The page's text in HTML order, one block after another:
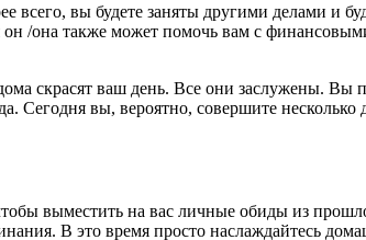
всего, вы будете заняты другими делами и
/она также может помочь вам с
скрасят ваш день. Все они заслужены. Вы
Сегодня вы, вероятно, совершите
выместить на вас личные обиды из
В это время просто наслаждайтесь